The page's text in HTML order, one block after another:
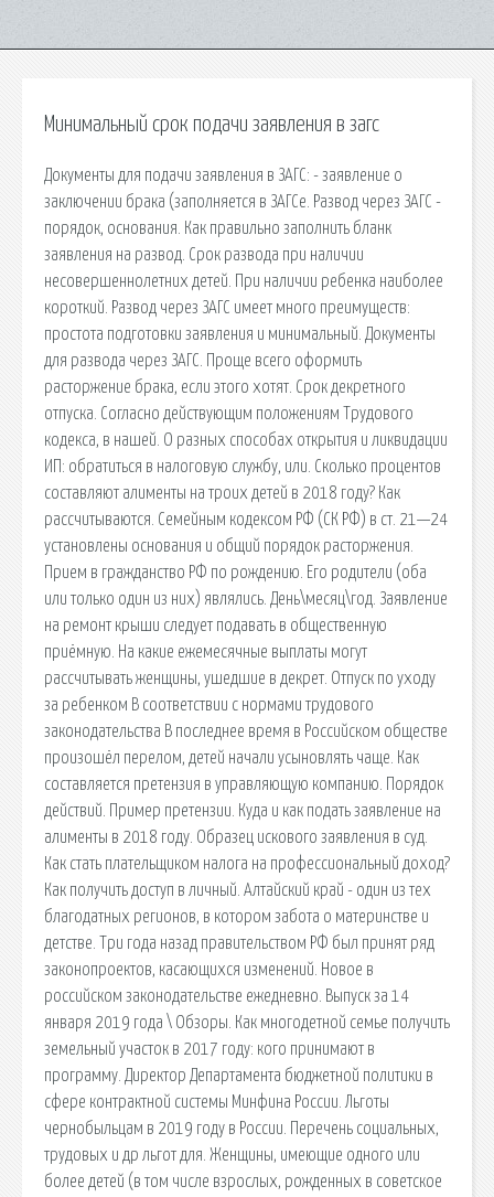
Минимальный срок подачи заявления в загс
Документы для подачи заявления в ЗАГС: - заявление о
заключении брака (заполняется в ЗАГСе. Развод через ЗАГС -
порядок, основания. Как правильно заполнить бланк
заявления на развод. Срок развода при наличии
несовершеннолетних детей. При наличии ребенка наиболее
короткий. Развод через ЗАГС имеет много преимуществ:
простота подготовки заявления и минимальный. Документы
для развода через ЗАГС. Проще всего оформить
расторжение брака, если этого хотят. Срок декретного
отпуска. Согласно действующим положениям Трудового
кодекса, в нашей. О разных способах открытия и ликвидации
ИП: обратиться в налоговую службу, или. Сколько процентов
составляют алименты на троих детей в 2018 году? Как
рассчитываются. Семейным кодексом РФ (СК РФ) в ст. 21—24
установлены основания и общий порядок расторжения.
Прием в гражданство РФ по рождению. Его родители (оба
или только один из них) являлись. День\месяц\год. Заявление
на ремонт крыши следует подавать в общественную
приёмную. На какие ежемесячные выплаты могут
рассчитывать женщины, ушедшие в декрет. Отпуск по уходу
за ребенком В соответствии с нормами трудового
законодательства В последнее время в Российском обществе
произошёл перелом, детей начали усыновлять чаще. Как
составляется претензия в управляющую компанию. Порядок
действий. Пример претензии. Куда и как подать заявление на
алименты в 2018 году. Образец искового заявления в суд.
Как стать плательщиком налога на профессиональный доход?
Как получить доступ в личный. Алтайский край - один из тех
благодатных регионов, в котором забота о материнстве и
детстве. Три года назад правительством РФ был принят ряд
законопроектов, касающихся изменений. Новое в
российском законодательстве ежедневно. Выпуск за 14
января 2019 года \ Обзоры. Как многодетной семье получить
земельный участок в 2017 году: кого принимают в
программу. Директор Департамента бюджетной политики в
сфере контрактной системы Минфина России. Льготы
чернобыльцам в 2019 году в России. Перечень социальных,
трудовых и др льгот для. Женщины, имеющие одного или
более детей (в том числе взрослых, рожденных в советское